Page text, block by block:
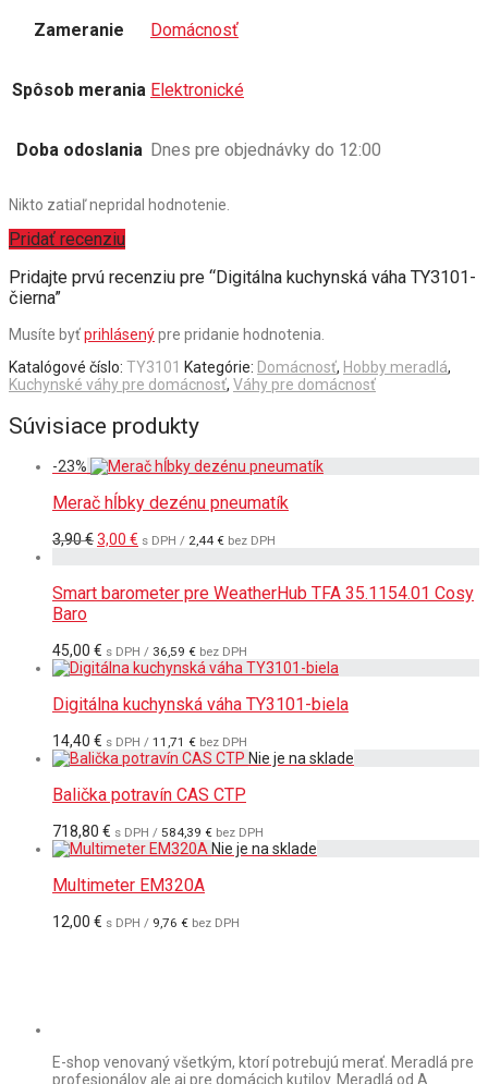
Zameranie Domácnosť
Spôsob merania Elektronické
Doba odoslania Dnes pre objednávky do 12:00
Nikto zatiaľ nepridal hodnotenie.
Pridať recenziu
Pridajte prvú recenziu pre “Digitálna kuchynská váha TY3101-
čierna”
Musíte byťprihlásenýpre pridanie hodnotenia.
Katalógové číslo: TY3101 Kategórie: Domácnosť, Hobby meradlá,
Kuchynské váhy pre domácnosť, Váhy pre domácnosť
Súvisiace produkty
-23%
Merač hĺbky dezénu pneumatík
3,90€Pôvodná
3,90 €.
3,00 € Aktuálna
3,00 €.
s DPH / 2,44 € bez DPH
Smart barometer pre WeatherHub TFA 35.1154.01 Cosy
Baro
45,00 € s DPH / 36,59 € bez DPH
Digitálna kuchynská váha TY3101-biela
14,40 € s DPH / 11,71 € bez DPH
Balička potravín CAS CTP
718,80 € s DPH / 584,39 € bez DPH
Multimeter EM320A
12,00 € s DPH / 9,76 € bez DPH
E-shop venovaný všetkým, ktorí potrebujú merať. Meradlá pre
profesionálov ale aj pre domácich kutilov. Meradlá od A